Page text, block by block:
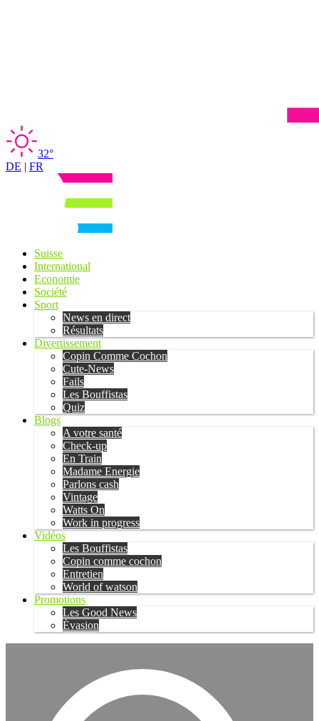
32°
DE | FR
Suisse
International
Economie
Société
Sport
News en direct
Résultats
Divertissement
Copin Comme Cochon
Cute-News
Fails
Les Bouffistas
Quiz
Blogs
A votre santé
Check-up
En Train
Madame Energie
Parlons cash
Vintage
Watts On
Work in progress
Vidéos
Les Bouffistas
Copin comme cochon
Entretien
World of watson
Promotions
Les Good News
Évasion